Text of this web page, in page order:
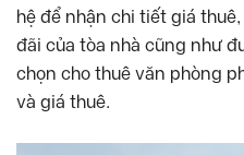
hệ để nhận chi tiết giá
đãi của tòa nhà cũng như
chọn cho thuê văn phòng
và giá thuê.